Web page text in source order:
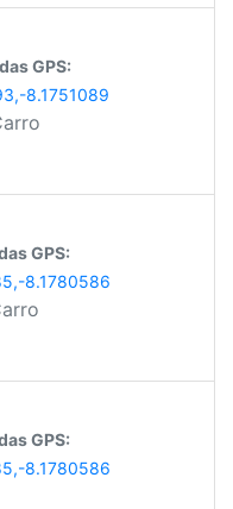
GPS:
8.1751089
GPS:
8.1780586
GPS:
8.1780586